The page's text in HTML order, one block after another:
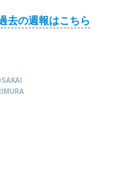
去の週報はこちら